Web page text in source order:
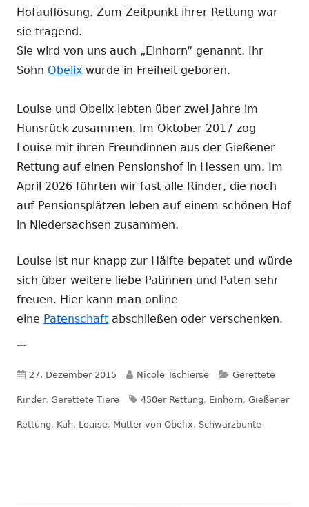
Hofauflösung. Zum Zeitpunkt ihrer Rettung war
sie tragend.
Sie wird von uns auch „Einhorn“ genannt. Ihr
Sohn Obelix wurde in Freiheit geboren.
Louise und Obelix lebten über zwei Jahre im
Hunsrück zusammen. Im Oktober 2017 zog
Louise mit ihren Freundinnen aus der Gießener
Rettung auf einen Pensionshof in Hessen um. Im
April 2026 führten wir fast alle Rinder, die noch
auf Pensionsplätzen leben auf einem schönen Hof
in Niedersachsen zusammen.
Louise ist nur knapp zur Hälfte bepatet und würde
sich über weitere liebe Patinnen und Paten sehr
freuen. Hier kann man online
eine Patenschaft abschließen oder verschenken.
Veröffentlicht
am
27. Dezember 2015 Autor
Nicole Tschierse Kategorien
Gerettete
Rinder, Gerettete Tiere Schlagwörter
450er Rettung, Einhorn, Gießener
Rettung, Kuh, Louise, Mutter von Obelix, Schwarzbunte